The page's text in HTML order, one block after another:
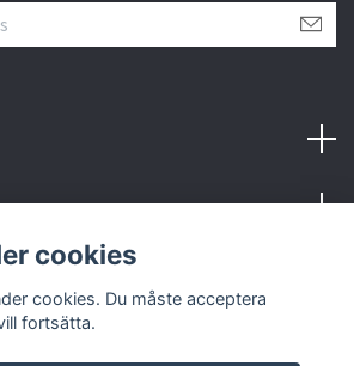
cookies
cookies. Du måste acceptera
fortsätta.